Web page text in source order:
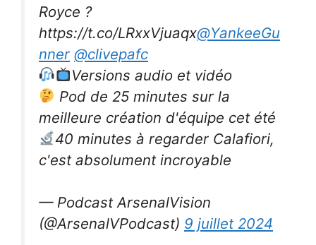
Royce ?
https://t.co/LRxxVjuaqx@YankeeGu
nner @clivepafc
Versions audio et vidéo
Pod de 25 minutes sur la
meilleure création d'équipe cet été
40 minutes à regarder Calafiori,
c'est absolument incroyable
— Podcast ArsenalVision
(@ArsenalVPodcast) 9 juillet 2024